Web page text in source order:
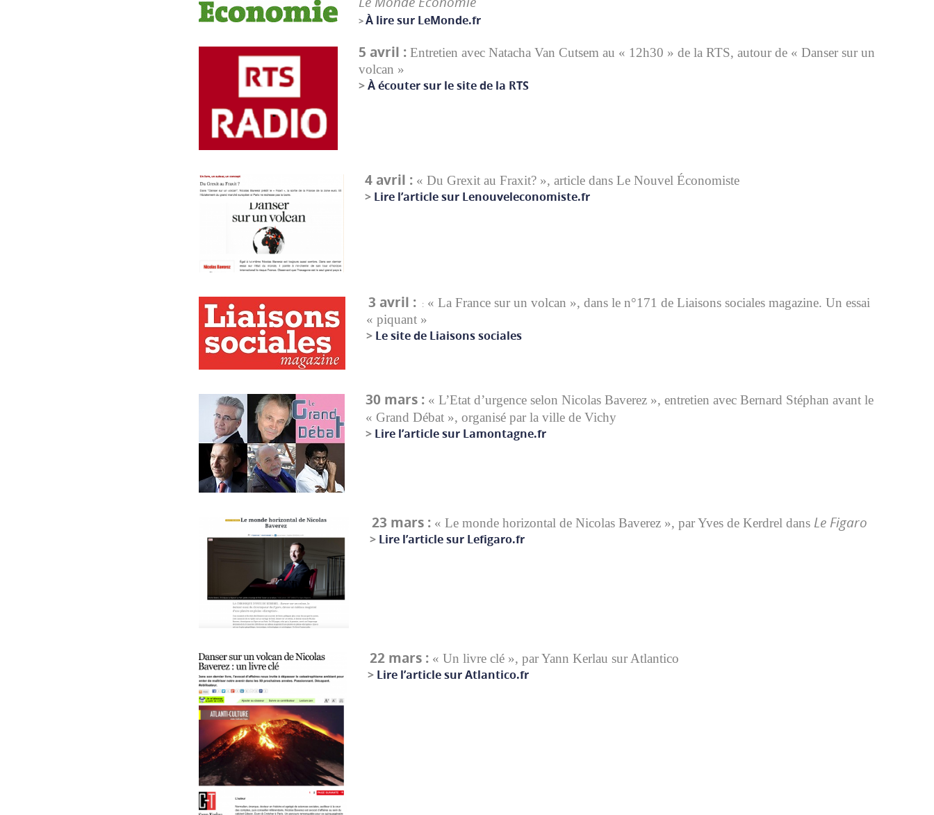
>À lire sur LeMonde.fr
5 avril : Entretien avec Natacha Van Cutsem au « 12h30 » de la RTS, autour de « Danser sur un
volcan »
>À écouter sur le site de la RTS
4 avril : « Du Grexit au Fraxit? », article dans Le Nouvel Économiste
> Lire l’article sur Lenouveleconomiste.fr
3 avril : : « La France sur un volcan », dans le n°171 de Liaisons sociales magazine. Un essai
« piquant »
> Le site de Liaisons sociales
30 mars : « L’Etat d’urgence selon Nicolas Baverez », entretien avec Bernard Stéphan avant le
« Grand Débat », organisé par la ville de Vichy
> Lire l’article sur Lamontagne.fr
23 mars : « Le monde horizontal de Nicolas Baverez », par Yves de Kerdrel dans Le Figaro
> Lire l’article sur Lefigaro.fr
22 mars : « Un livre clé », par Yann Kerlau sur Atlantico
> Lire l’article sur Atlantico.fr